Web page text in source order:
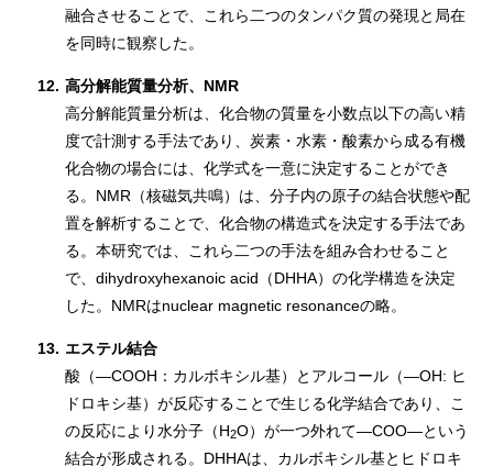
融合させることで、これら二つのタンパク質の発現と局在
を同時に観察した。
12. 高分解能質量分析、NMR
高分解能質量分析は、化合物の質量を小数点以下の高い精
度で計測する手法であり、炭素・水素・酸素から成る有機
化合物の場合には、化学式を一意に決定することができ
る。NMR（核磁気共鳴）は、分子内の原子の結合状態や配
置を解析することで、化合物の構造式を決定する手法であ
る。本研究では、これら二つの手法を組み合わせること
で、dihydroxyhexanoic acid（DHHA）の化学構造を決定
した。NMRはnuclear magnetic resonanceの略。
13. エステル結合
酸（―COOH：カルボキシル基）とアルコール（―OH: ヒ
ドロキシ基）が反応することで生じる化学結合であり、こ
の反応により水分子（H2O）が一つ外れて―COO―という
結合が形成される。DHHAは、カルボキシル基とヒドロキ